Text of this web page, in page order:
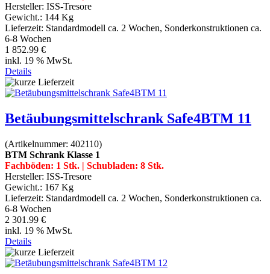
Hersteller: ISS-Tresore
Gewicht.: 144 Kg
Lieferzeit: Standardmodell ca. 2 Wochen, Sonderkonstruktionen ca.
6-8 Wochen
1 852.99 €
inkl. 19 % MwSt.
Details
Betäubungsmittelschrank Safe4BTM 11
(Artikelnummer: 402110)
BTM Schrank Klasse 1
Fachböden: 1 Stk. | Schubladen: 8 Stk.
Hersteller: ISS-Tresore
Gewicht.: 167 Kg
Lieferzeit: Standardmodell ca. 2 Wochen, Sonderkonstruktionen ca.
6-8 Wochen
2 301.99 €
inkl. 19 % MwSt.
Details